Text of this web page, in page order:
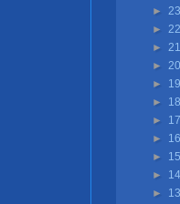
► 23
► 22
► 21
► 20
► 19
► 18
► 17
► 16
► 15
► 14
► 13